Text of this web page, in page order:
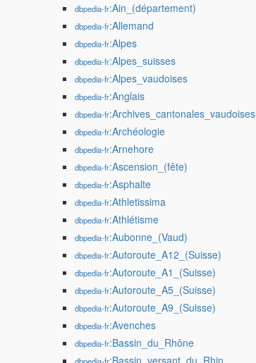
dbpedia-fr:Ain_(département)
dbpedia-fr:Allemand
dbpedia-fr:Alpes
dbpedia-fr:Alpes_suisses
dbpedia-fr:Alpes_vaudoises
dbpedia-fr:Anglais
dbpedia-fr:Archives_cantonales_vaudoises
dbpedia-fr:Archéologie
dbpedia-fr:Arnehore
dbpedia-fr:Ascension_(fête)
dbpedia-fr:Asphalte
dbpedia-fr:Athletissima
dbpedia-fr:Athlétisme
dbpedia-fr:Aubonne_(Vaud)
dbpedia-fr:Autoroute_A12_(Suisse)
dbpedia-fr:Autoroute_A1_(Suisse)
dbpedia-fr:Autoroute_A5_(Suisse)
dbpedia-fr:Autoroute_A9_(Suisse)
dbpedia-fr:Avenches
dbpedia-fr:Bassin_du_Rhône
:Bassin_versant_du_Rhin